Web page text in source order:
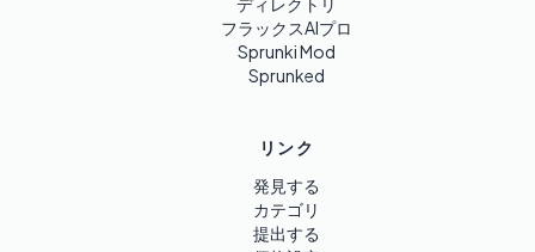
フラックスAIプロ
Sprunki Mod
Sprunked
リンク
発見する
カテゴリ
提出する